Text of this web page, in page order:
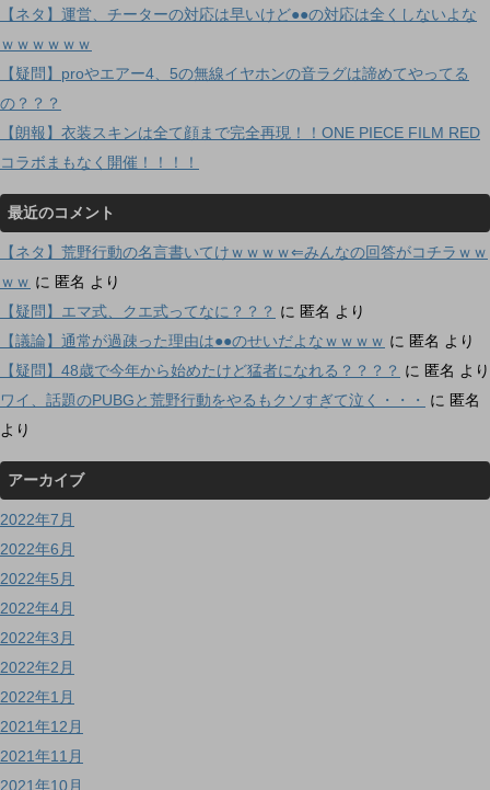
【ネタ】運営、チーターの対応は早いけど●●の対応は全くしないよな
ｗｗｗｗｗｗ
【疑問】proやエアー4、5の無線イヤホンの音ラグは諦めてやってる
の？？？
【朗報】衣装スキンは全て顔まで完全再現！！ONE PIECE FILM RED
コラボまもなく開催！！！！
最近のコメント
【ネタ】荒野行動の名言書いてけｗｗｗｗ⇐みんなの回答がコチラｗｗ
ｗｗ に 匿名 より
【疑問】エマ式、クエ式ってなに？？？ に 匿名 より
【議論】通常が過疎った理由は●●のせいだよなｗｗｗｗ に 匿名 より
【疑問】48歳で今年から始めたけど猛者になれる？？？？ に 匿名 より
ワイ、話題のPUBGと荒野行動をやるもクソすぎて泣く・・・
に 匿名
より
アーカイブ
2022年7月
2022年6月
2022年5月
2022年4月
2022年3月
2022年2月
2022年1月
2021年12月
2021年11月
2021年10月